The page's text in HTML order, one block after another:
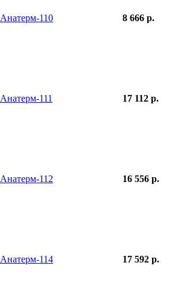
Анатерм-110 8 666 р.
Анатерм-111 17 112 р.
Анатерм-112 16 556 р.
Анатерм-114 17 592 р.